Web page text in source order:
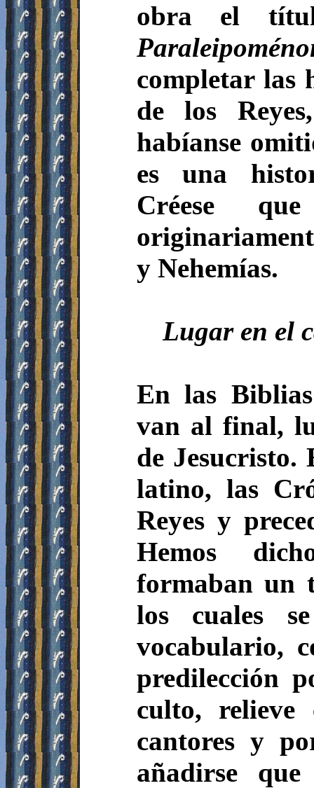
obra el
completar las
de los
habíanse
es una
Créese
y Nehemías.
Lugar en el
En las
van al final,
de Jesucristo.
latino, las
Reyes y
Hemos
formaban un
los cuales
vocabulario,
predilección
culto, relieve
cantores y
añadirse